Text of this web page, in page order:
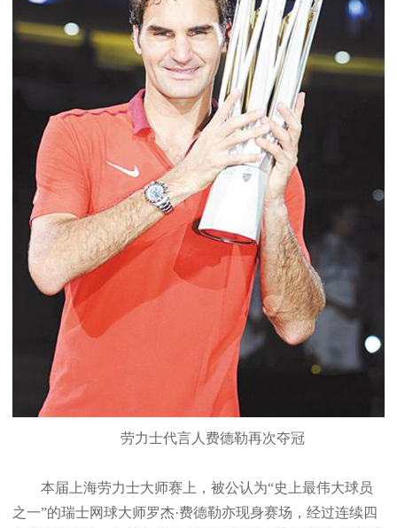
劳力士代言人费德勒再次夺冠
本届上海劳力士大师赛上，被公认为“史上最伟大球员
之一”的瑞士网球大师罗杰·费德勒亦现身赛场，经过连续四